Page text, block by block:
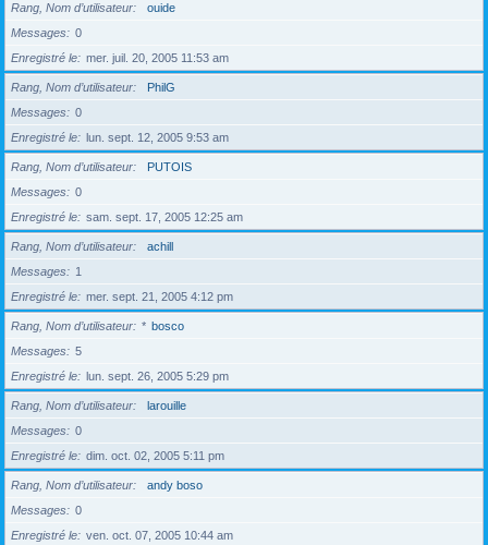
Rang, Nom d’utilisateur
ouide
Messages
0
Enregistré le
mer. juil. 20, 2005 11:53 am
Rang, Nom d’utilisateur
PhilG
Messages
0
Enregistré le
lun. sept. 12, 2005 9:53 am
Rang, Nom d’utilisateur
PUTOIS
Messages
0
Enregistré le
sam. sept. 17, 2005 12:25 am
Rang, Nom d’utilisateur
achill
Messages
1
Enregistré le
mer. sept. 21, 2005 4:12 pm
Rang, Nom d’utilisateur * bosco
Messages
5
Enregistré le
lun. sept. 26, 2005 5:29 pm
Rang, Nom d’utilisateur
larouille
Messages
0
Enregistré le
dim. oct. 02, 2005 5:11 pm
Rang, Nom d’utilisateur
andy boso
Messages
0
Enregistré le
ven. oct. 07, 2005 10:44 am